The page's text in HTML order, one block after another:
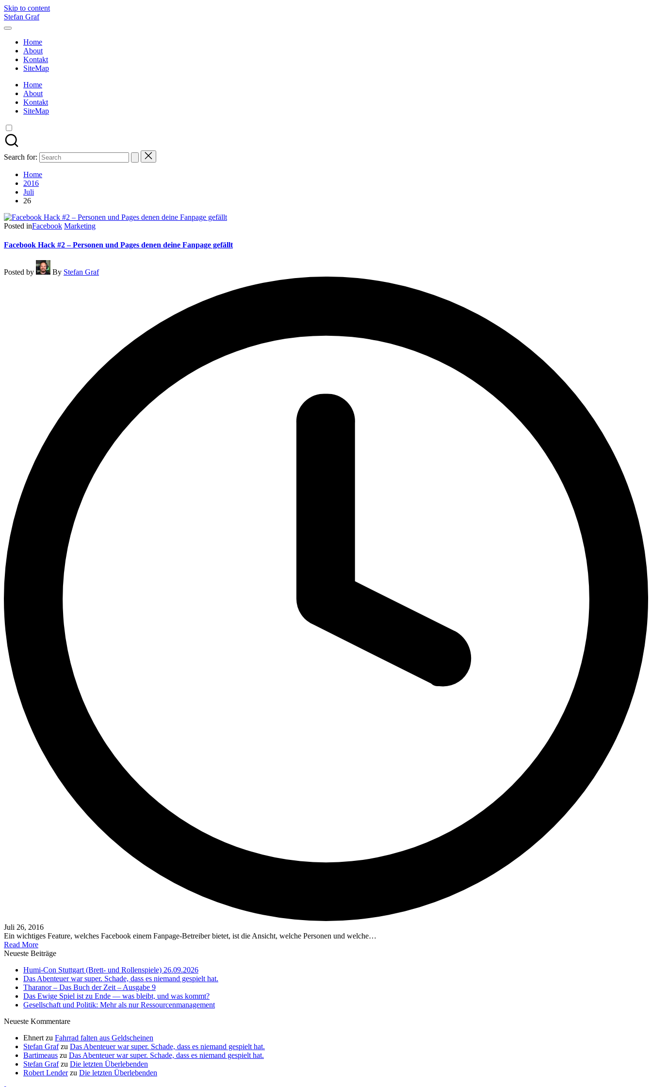
Skip to content
Stefan Graf
Home
About
Kontakt
SiteMap
Home
About
Kontakt
SiteMap
Search for:
Home
2016
Juli
26
Posted inFacebook Marketing
Facebook Hack #2 – Personen und Pages denen deine Fanpage gefällt
Posted by By Stefan Graf
Juli 26, 2016
Ein wichtiges Feature, welches Facebook einem Fanpage-Betreiber bietet, ist die Ansicht, welche Personen und welche…
Read More
Neueste Beiträge
Humi-Con Stuttgart (Brett- und Rollenspiele) 26.09.2026
Das Abenteuer war super. Schade, dass es niemand gespielt hat.
Tharanor – Das Buch der Zeit – Ausgabe 9
Das Ewige Spiel ist zu Ende — was bleibt, und was kommt?
Gesellschaft und Politik: Mehr als nur Ressourcenmanagement
Neueste Kommentare
Ehnert zu Fahrrad falten aus Geldscheinen
Stefan Grafzu Das Abenteuer war super. Schade, dass es niemand gespielt hat.
Bartimeaus zu Das Abenteuer war super. Schade, dass es niemand gespielt hat.
Stefan Grafzu Die letzten Überlebenden
Robert Lenderzu Die letzten Überlebenden